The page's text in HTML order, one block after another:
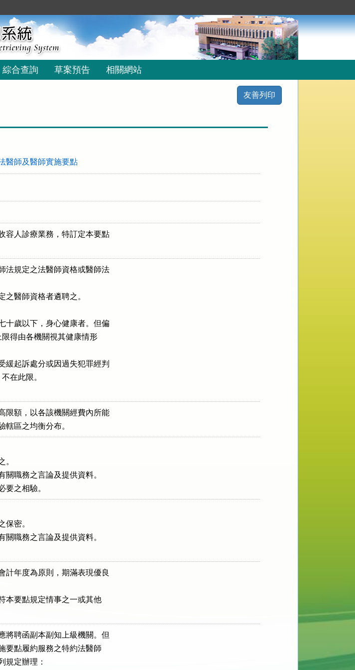
綜合查詢 草案預告 相關網站
友善列印
醫師及醫師實施要點
容人診療業務，特訂定本要點
法規定之法醫師資格或醫師法
之醫師資格者遴聘之。
十歲以下，身心健康者。但偏
限得由各機關視其健康情形
緩起訴處分或因過失犯罪經判
在此限。
限額，以各該機關經費內所能
轄區之均衡分布。
。
關職務之言論及提供資料。
要之相驗。
保密。
關職務之言論及提供資料。
計年度為原則，期滿表現優良
本要點規定情事之一或其他
將聘函副本副知上級機關。但
要點履約服務之特約法醫師
規定辦理：